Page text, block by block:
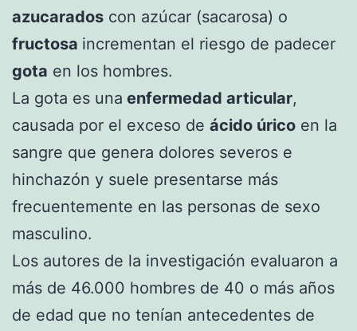
azucarados con azúcar (sacarosa) o
fructosa incrementan el riesgo de padecer
gota en los hombres.
La gota es una enfermedad articular,
causada por el exceso de ácido úrico en la
sangre que genera dolores severos e
hinchazón y suele presentarse más
frecuentemente en las personas de sexo
masculino.
Los autores de la investigación evaluaron a
más de 46.000 hombres de 40 o más años
de edad que no tenían antecedentes de